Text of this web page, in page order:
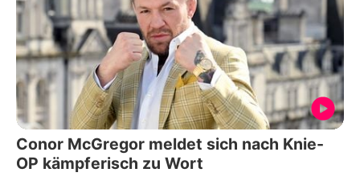
Conor McGregor meldet sich nach Knie-
OP kämpferisch zu Wort